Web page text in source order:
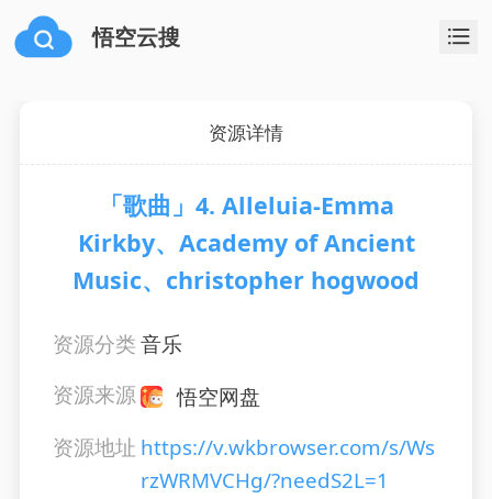
悟空云搜
资源详情
「歌曲」4. Alleluia-Emma
Kirkby、Academy of Ancient
Music、christopher hogwood
资源分类音乐
资源来源
悟空网盘
资源地址 https://v.wkbrowser.com/s/Ws
rzWRMVCHg/?needS2L=1